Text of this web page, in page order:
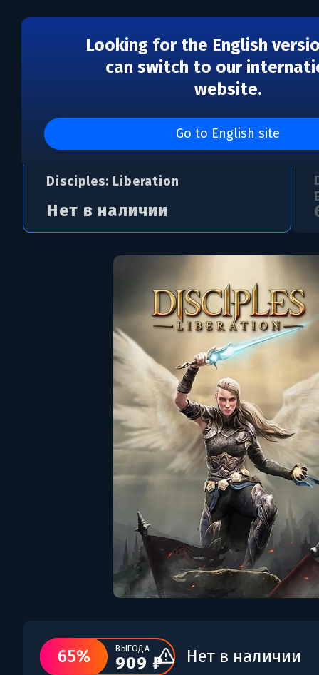
Looking for the English
can switch to our
website.
Go to English site
Disciples: Liberation
Disciples: Liberation
Нет в наличии
65% ВЫГОДА
909 ₽ Нет в наличии